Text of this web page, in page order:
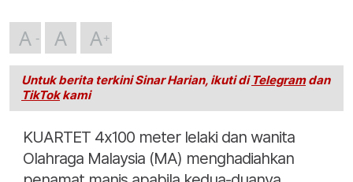
A A A
Untuk berita terkini Sinar Harian, ikuti di Telegramdan
TikTokkami
KUARTET 4x100 meter lelaki dan wanita
Olahraga Malaysia (MA) menghadiahkan